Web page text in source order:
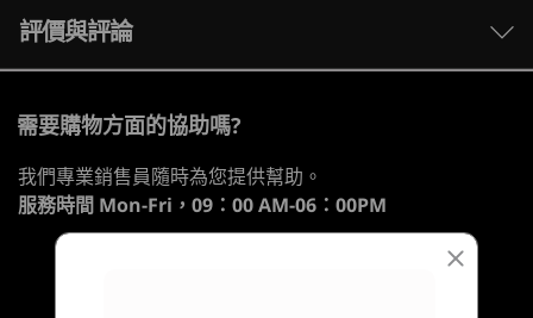
AI 體驗（適用於大多數型號），並在未來數年繼
續在 Lenovo Legion 5 Gen 10 筆記型電腦上提
供。
作業系統
最高搭載 Windows 11 專業版
神經網絡處理器 (NPU)
圖像
NVIDIA
5070 筆記型電腦 GPU (8GB
3 Similiar products selected
目前正在瀏覽
評價與評論
需要購物方面的協助嗎?
我們專業銷售員隨時為您提供幫助。
服務時間 Mon-Fri，09：00 AM-06：00PM